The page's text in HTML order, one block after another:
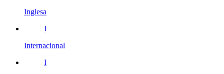
Inglesa
I
Internacional
I